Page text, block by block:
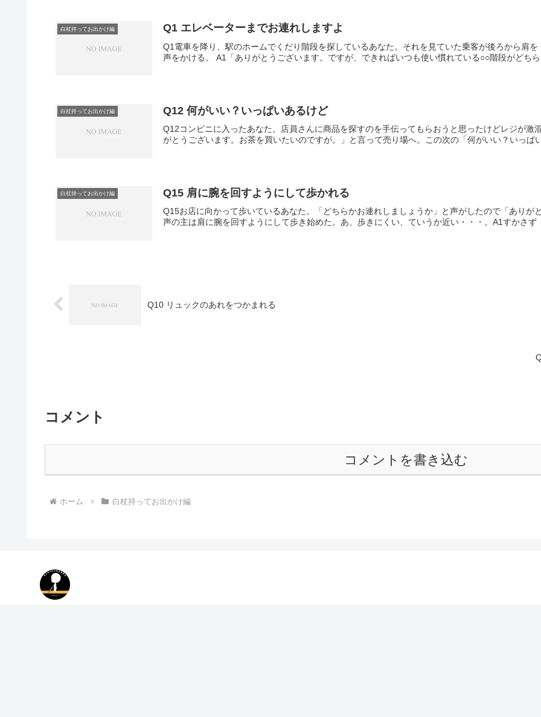
白杖持ってお出かけ編 Q1 エレベーターまでお連れしますよ
Q1電車を降り、駅のホームでくだり階段を探しているあなた。それを見ていた乗客が後ろから肩
声をかける。 A1「ありがとうございます。ですが、できればいつも使い慣れている○○階段がどち
白杖持ってお出かけ編 Q12 何がいい？いっぱいあるけど
Q12コンビニに入ったあなた。店員さんに商品を探すのを手伝ってもらおうと思ったけどレジが
がとうございます。お茶を買いたいのですが。」と言って売り場へ。この次の「何がいい？いっぱ
白杖持ってお出かけ編 Q15 肩に腕を回すようにして歩かれる
Q15お店に向かって歩いているあなた。「どちらかお連れしましょうか」と声がしたので「あり
声の主は肩に腕を回すようにして歩き始めた。あ、歩きにくい、ていうか近い・・・。A1すかさず
Q10 リュックのあれをつかまれる
コメント
コメントを書き込む
ホーム 白杖持ってお出かけ編